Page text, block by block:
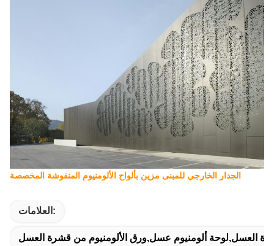
الجدار الخارجي للمبنى مزين بألواح الألومنيوم المنفوشة المخصصة
العلامات:
العسل,لوحة ألومنيوم عسل,ورق الألومنيوم من قشرة العسل